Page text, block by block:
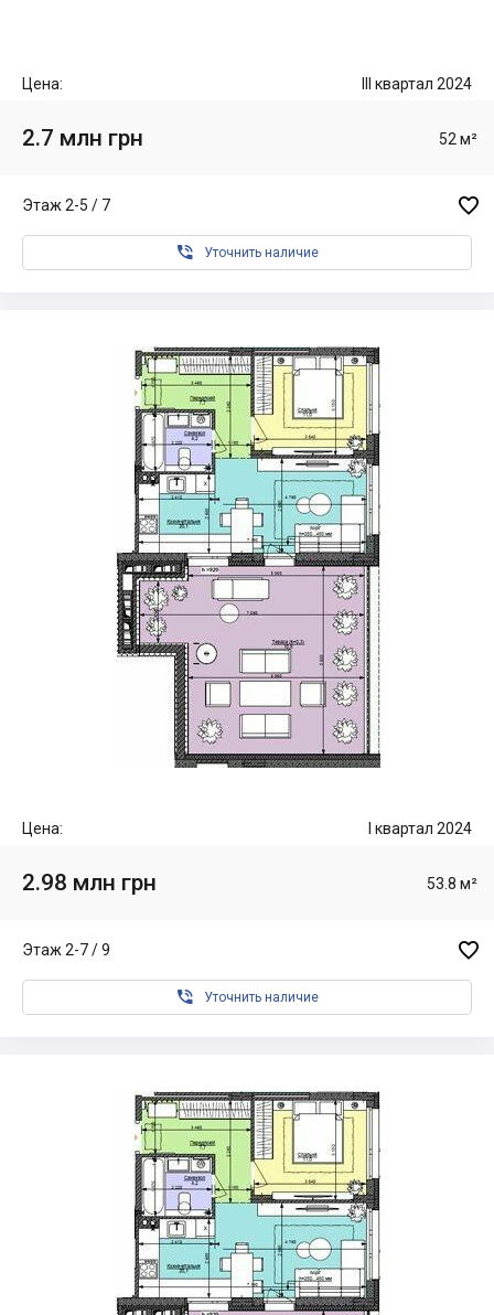
Цена: III квартал 2024
2.7 млн грн 52 м²
Этаж 2-5 / 7 
 Уточнить наличие
Цена: I квартал 2024
2.98 млн грн 53.8 м²
Этаж 2-7 / 9 
 Уточнить наличие